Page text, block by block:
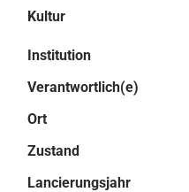
Kultur
Institution
Verantwortlich(e)
Ort
Zustand
Lancierungsjahr